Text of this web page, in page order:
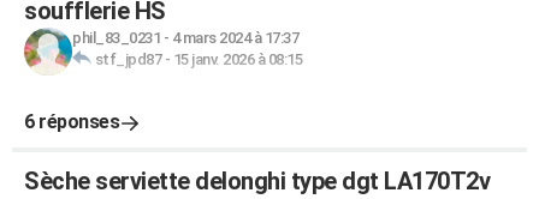
soufflerie HS
phil_83_0231 - 4 mars 2024 à 17:37
stf_jpd87- 15 janv. 2026 à 08:15
6 réponses
Sèche serviette delonghi type dgt LA170T2v